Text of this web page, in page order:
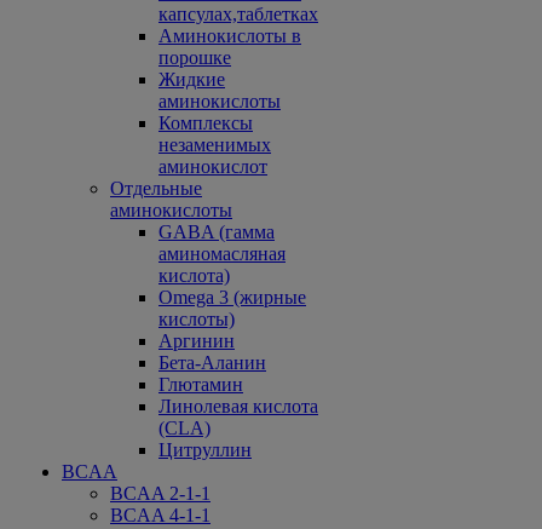
капсулах,таблетках
Аминокислоты в
порошке
Жидкие
аминокислоты
Комплексы
незаменимых
аминокислот
Отдельные
аминокислоты
GABA (гамма
аминомасляная
кислота)
Omega 3 (жирные
кислоты)
Аргинин
Бета-Аланин
Глютамин
Линолевая кислота
(CLA)
Цитруллин
BCAA
BCAA 2-1-1
BCAA 4-1-1